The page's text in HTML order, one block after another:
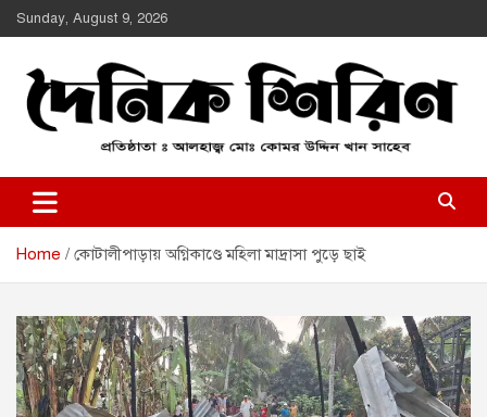
Skip
to
Sunday, August 9, 2026
Daily Shirin
Home কোটালীপাড়ায় অগ্নিকাণ্ডে মহিলা মাদ্রাসা পুড়ে ছাই